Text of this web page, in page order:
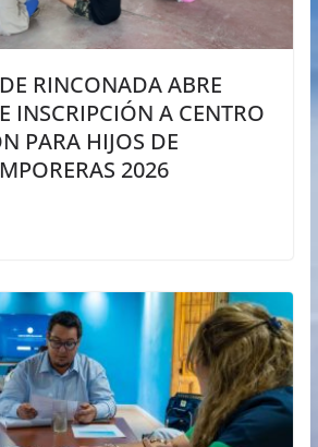
RINCONADA ABRE
INSCRIPCIÓN A CENTRO
PARA HIJOS DE
2026